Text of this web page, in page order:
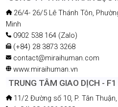
26/4- 26/5 Lê Thánh Tôn,
Minh
0902 538 164 (Zalo)
(+84) 28 3873 3268
contact@miraihuman.com
www.miraihuman.vn
TRUNG TÂM GIAO DỊCH - F1
11/2 Đường số 10, P. Tân